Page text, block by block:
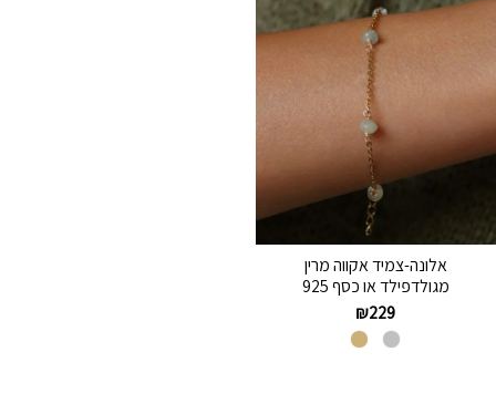
אלונה-צמיד אקווה מרין
מגולדפילד או כסף 925
₪229